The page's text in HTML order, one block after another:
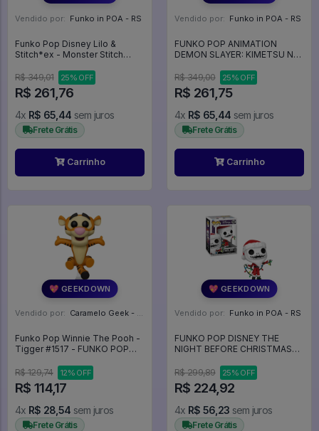
Vendido por: Funko in POA - RS
Funko Pop Disney Lilo &
Stitch*ex - Monster Stitch
R$ 349,01
25% OFF
R$ 261,76
4x R$ 65,44 sem juros
Frete Grátis
Carrinho
Vendido por: Funko in POA - RS
FUNKO POP ANIMATION
DEMON SLAYER: KIMETSU NO
1410 - Animation #1410
R$ 349,00 25% OFF
R$ 261,75
4x R$ 65,44 sem juros
Frete Grátis
Carrinho
💖 GEEKDOWN
Vendido por: Caramelo Geek - DF
Funko Pop Winnie The Pooh -
Tigger #1517 - FUNKO POP
R$ 129,74
12% OFF
R$ 114,17
4x R$ 28,54 sem juros
Frete Grátis
💖 GEEKDOWN
Vendido por: Funko in POA - RS
FUNKO POP DISNEY THE
NIGHT BEFORE CHRISTMAS
R$ 299,89 25% OFF
R$ 224,92
4x R$ 56,23 sem juros
Frete Grátis